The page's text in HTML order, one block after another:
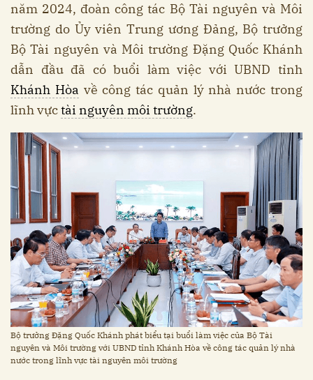
năm 2024, đoàn công tác Bộ Tài nguyên và Môi
trường do Ủy viên Trung ương Đảng, Bộ trưởng
Bộ Tài nguyên và Môi trường Đặng Quốc Khánh
dẫn đầu đã có buổi làm việc với UBND tỉnh
Khánh Hòa về công tác quản lý nhà nước trong
lĩnh vựctài nguyên môi trường.
Bộ trưởng Đặng Quốc Khánh phát biểu tại buổi làm việc của Bộ Tài
nguyên và Môi trường với UBND tỉnh Khánh Hòa về công tác quản lý nhà
nước trong lĩnh vực tài nguyên môi trường